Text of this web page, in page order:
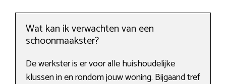
Wat kan ik verwachten van een
schoonmaakster?
De werkster is er voor alle huishoudelijke
klussen in en rondom jouw woning. Bijgaand tref